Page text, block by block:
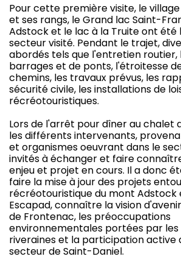
Pour cette première visite, le
et ses rangs, le Grand lac Saint-
Adstock et le lac à la Truite ont été
secteur visité. Pendant le trajet,
abordés tels que l'entretien
barrages et de ponts, l'étroitesse
chemins, les travaux prévus, les
sécurité civile, les installations de
récréotouristiques.
Lors de l'arrêt pour dîner au chalet
les différents intervenants,
et organismes oeuvrant dans le
invités à échanger et faire
enjeu et projet en cours. Il a donc
faire la mise à jour des projets
récréotouristique du mont Adstock
Escapad, connaître la vision
de Frontenac, les préoccupations
environnementales portées par les
riveraines et la participation active
secteur de Saint-Daniel.